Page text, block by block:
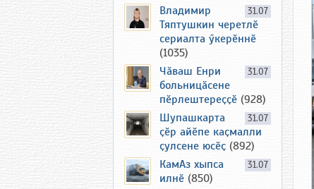
31.07
Владимир
Тяптушкин черетлӗ
сериалта ӳкерӗннӗ
(1035)
31.07
Чӑваш Енри
больницӑсене
пӗрлештереҫҫӗ (928)
31.07
Шупашкарта
ҫӗр айӗпе каҫмалли
ҫулсене юсӗҫ (892)
31.07
КамАз хыпса
илнӗ (850)